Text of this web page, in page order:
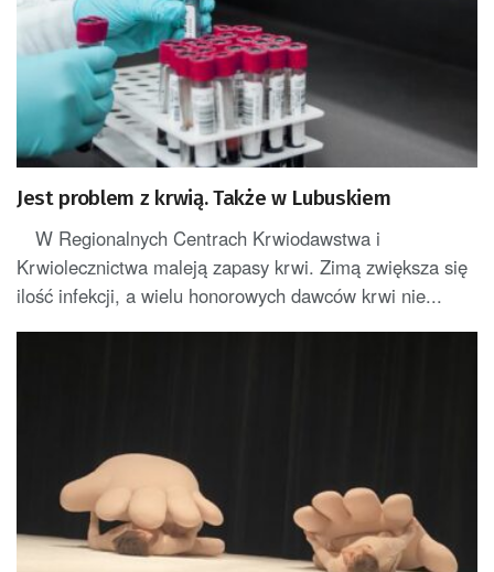
Jest problem z krwią. Także w Lubuskiem
W Regionalnych Centrach Krwiodawstwa i
Krwiolecznictwa maleją zapasy krwi. Zimą zwiększa się
ilość infekcji, a wielu honorowych dawców krwi nie...